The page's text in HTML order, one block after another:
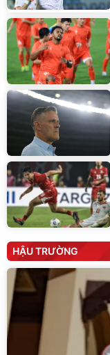
HẬU TRƯỜNG